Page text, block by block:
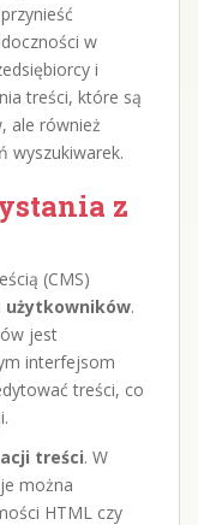
w
i
treści, które są
ale również
wyszukiwarek.
z
(CMS)
użytkowników.
jest
interfejsom
treści, co
treści. W
można
HTML czy